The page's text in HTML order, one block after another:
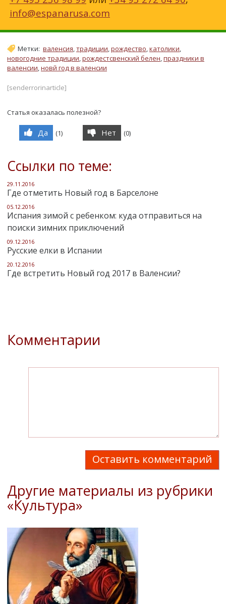
info@espanarusa.com
Метки: валенсия,традиции,рождество,католики,
новогодние традиции,рождестсвенский белен,праздники в
валенсии,новй год в валенсии
[senderrorinarticle]
Статья оказалась полезной?
Да (1) Нет (0)
Ссылки по теме:
29.11.2016
Где отметить Новый год в Барселоне
05.12.2016
Испания зимой с ребенком: куда отправиться на
поиски зимних приключений
09.12.2016
Русские елки в Испании
20.12.2016
Где встретить Новый год 2017 в Валенсии?
Комментарии
Оставить комментарий
Другие материалы из рубрики
«Культура»